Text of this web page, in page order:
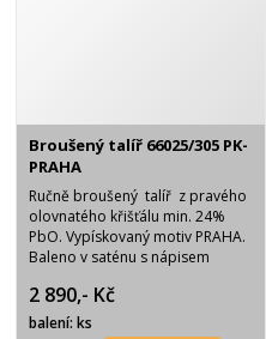
Broušený talíř 66025/305 PK-
PRAHA
Ručně broušený talíř z pravého
olovnatého křišťálu min. 24%
PbO. Vypískovaný motiv PRAHA.
Baleno v saténu s nápisem
2 890,- Kč
balení: ks